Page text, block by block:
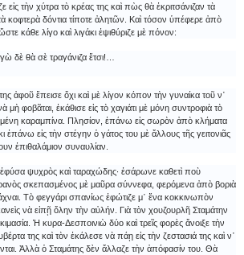
εἰς τὴν χύτρα τὸ κρέας της καὶ πὼς θὰ ἐκριτσάνιζαν τὰ
κοφτερὰ δόντια τίποτε ἀλητῶν. Καὶ τόσον ὑπέφερε ἀπὸ
κάθε λίγο καὶ λιγάκι ἐψιθύριζε μὲ πόνον:
δὲ θὰ σὲ τραγάνιζα ἔτσι!…
ἀφοῦ ἔπεισε ὄχι καὶ μὲ λίγον κόπον τὴν γυναίκα τοῦ ν᾿
μὴ φοβᾶται, ἐκάθισε εἰς τὸ χαγιάτι μὲ μόνη συντροφιὰ τὸ
καραμπίνα. Πλησίον, ἐπάνω εἰς σωρὸν ἀπὸ κλήματα
ἐπάνω εἰς τὴν στέγην ὁ γάτος του μὲ ἄλλους τῆς γειτονιᾶς
ἐπιθαλάμιον συναυλίαν.
ψυχρὸς καὶ ταραχώδης· ἐσάρωνε καθετὶ ποὺ
σκεπασμένος μὲ μαῦρα σύννεφα, φερόμενα ἀπὸ βοριὰ
Τὸ φεγγάρι σπανίως ἐφώτιζε μ᾿ ἕνα κοκκινωπὸν
νὰ εἰπῇ ὅλην τὴν αὐλήν. Γιὰ τὸν χουζουρλῆ Σταμάτην
Ἡ κυρα-Δεσποινιὼ δύο καὶ τρεῖς φορὲς ἄνοιξε τὴν
της καὶ τὸν ἐκάλεσε νὰ πάῃ εἰς τὴν ζεστασιά της καὶ ν᾿
Ἀλλὰ ὁ Σταμάτης δὲν ἄλλαζε τὴν ἀπόφασίν του. Θὰ